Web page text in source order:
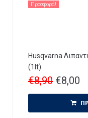
Προσφορά!
Husqvarna
(1lt)
€8,90 €8,00